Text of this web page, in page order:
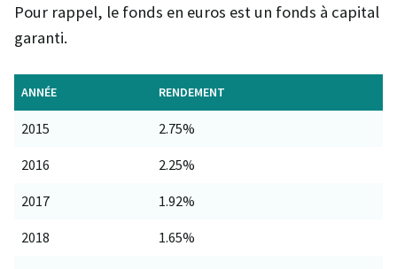
Pour rappel, le fonds en euros est un fonds à capital
garanti.
ANNÉE RENDEMENT
2015 2.75%
2016 2.25%
2017 1.92%
2018 1.65%